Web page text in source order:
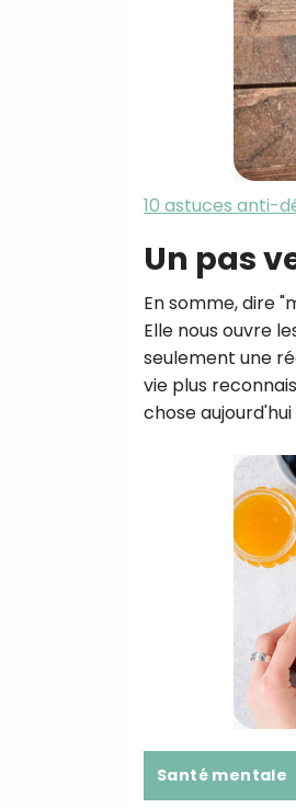
10 astuces anti-
Un pas
En somme, dire
Elle nous ouvre
seulement une
vie plus
chose aujourd'hui
Santé mentale